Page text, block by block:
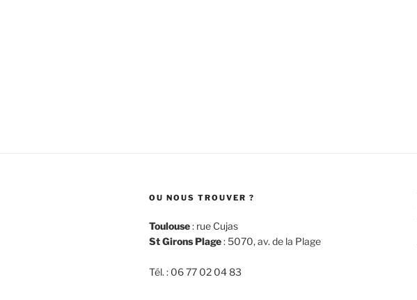
OU NOUS TROUVER ?
Toulouse: rue Cujas
St Girons Plage: 5070, av. de la Plage
Tél. : 06 77 02 04 83